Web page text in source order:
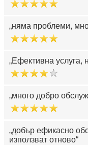
няма проблеми,
Ефективна услуга,
много добро
добър ефикасно
използват отново